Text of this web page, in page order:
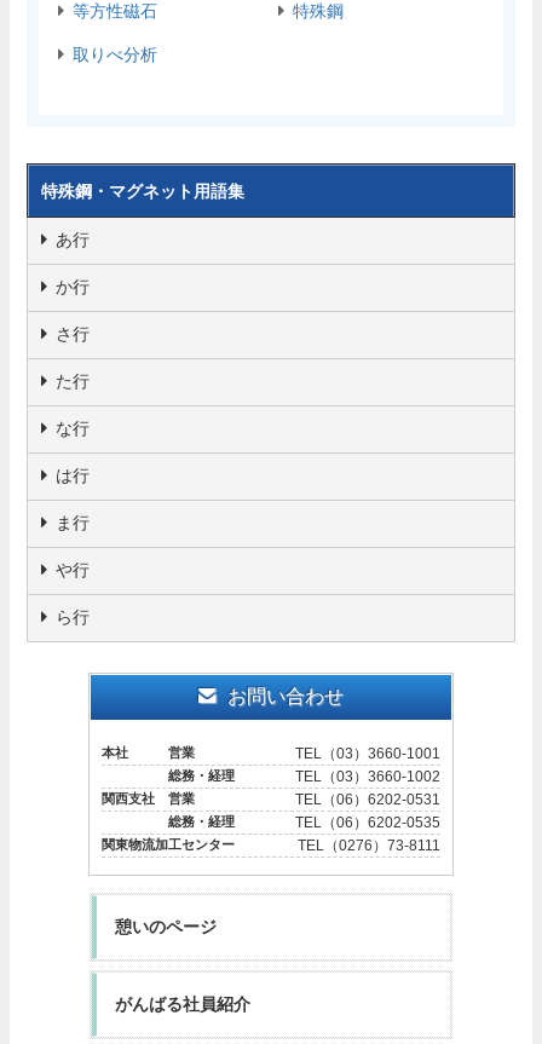
等方性磁石 特殊鋼
取りべ分析
特殊鋼・マグネット用語集
あ行
か行
さ行
た行
な行
は行
ま行
や行
ら行
お問い合わせ
本社 営業 TEL（03）3660-1001
総務・経理 TEL（03）3660-1002
関西支社 営業 TEL（06）6202-0531
総務・経理 TEL（06）6202-0535
関東物流加工センター TEL（0276）73-8111
憩いのページ
がんばる社員紹介